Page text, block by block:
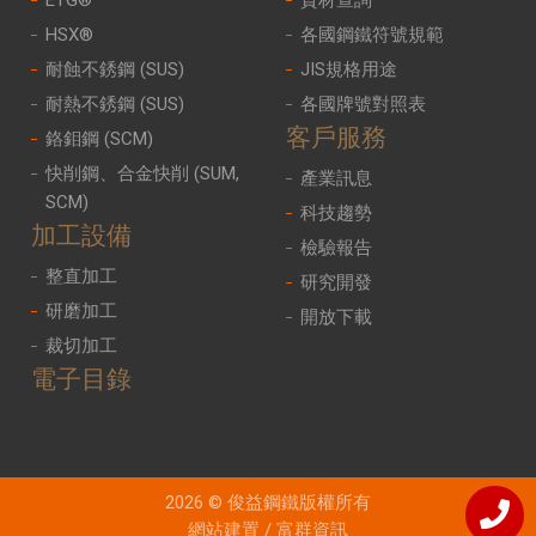
HSX®
耐蝕不銹鋼 (SUS)
耐熱不銹鋼 (SUS)
鉻鉬鋼 (SCM)
快削鋼、合金快削 (SUM,
SCM)
加工設備
整直加工
研磨加工
裁切加工
電子目錄
各國鋼鐵符號規範
JIS規格用途
各國牌號對照表
客戶服務
產業訊息
科技趨勢
檢驗報告
研究開發
開放下載
2026 © 俊益鋼鐵版權所有
網站建置 / 富群資訊